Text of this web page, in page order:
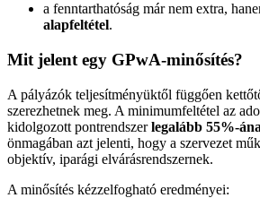
a fenntarthatóság már nem extra,
alapfeltétel.
Mit jelent egy GPwA-minősítés?
A pályázók teljesítményüktől függően
szerezhetnek meg. A minimumfeltétel az
kidolgozott pontrendszerlegalább 55%-
önmagában azt jelenti, hogy a szervezet
objektív, iparági elvárásrendszernek.
A minősítés kézzelfogható eredményei: